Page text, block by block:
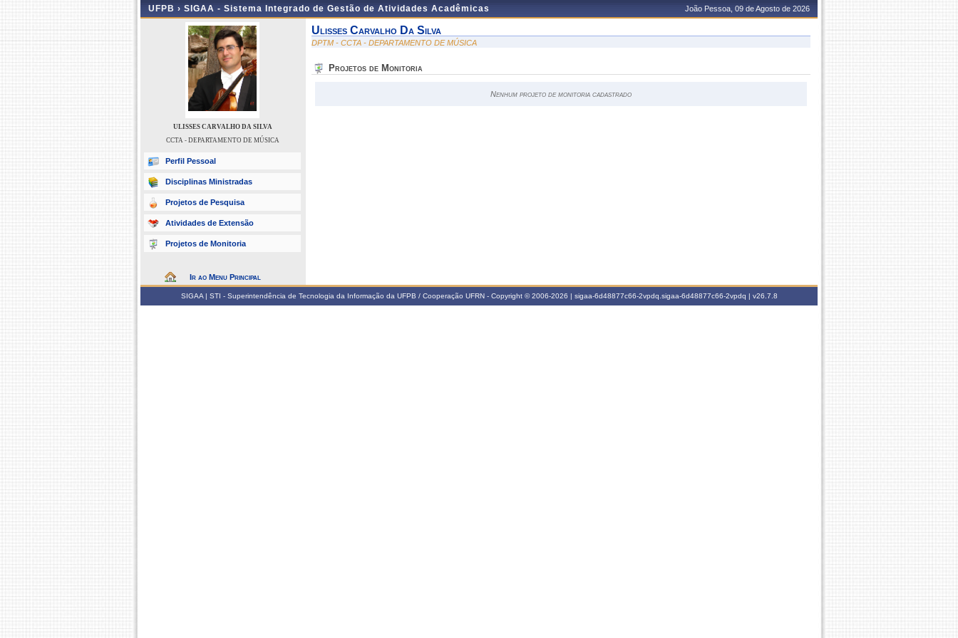
UFPB › SIGAA - Sistema Integrado de Gestão de Atividades Acadêmicas João Pessoa, 09 de Agosto de 2026
ULISSES CARVALHO DA SILVA
CCTA - DEPARTAMENTO DE MÚSICA
Perfil Pessoal
Disciplinas Ministradas
Projetos de Pesquisa
Atividades de Extensão
Projetos de Monitoria
Ir ao Menu Principal
Ulisses Carvalho Da Silva
DPTM - CCTA - DEPARTAMENTO DE MÚSICA
Projetos de Monitoria
Nenhum projeto de monitoria cadastrado
SIGAA | STI - Superintendência de Tecnologia da Informação da UFPB / Cooperação UFRN - Copyright © 2006-2026 | sigaa-6d48877c66-2vpdq.sigaa-6d48877c66-2vpdq | v26.7.8